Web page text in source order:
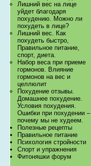
Лишний вес на лице
уйдет благодаря
похудению. Можно ли
похудеть в лице?
Лишний вес. Как
похудеть быстро,
Правильное питание,
спорт, диета.
Набор веса при приеме
гормонов. Влияние
гормонов на вес и
целлюлит
Похудение отзывы.
Домашнее похудение.
Условия похудения.
Ошибки при похудении –
почему мы не худеем.
Полезные рецепты
Правильное питание
Психология стройности
Спорт и упражнения
Фитоняшки форум